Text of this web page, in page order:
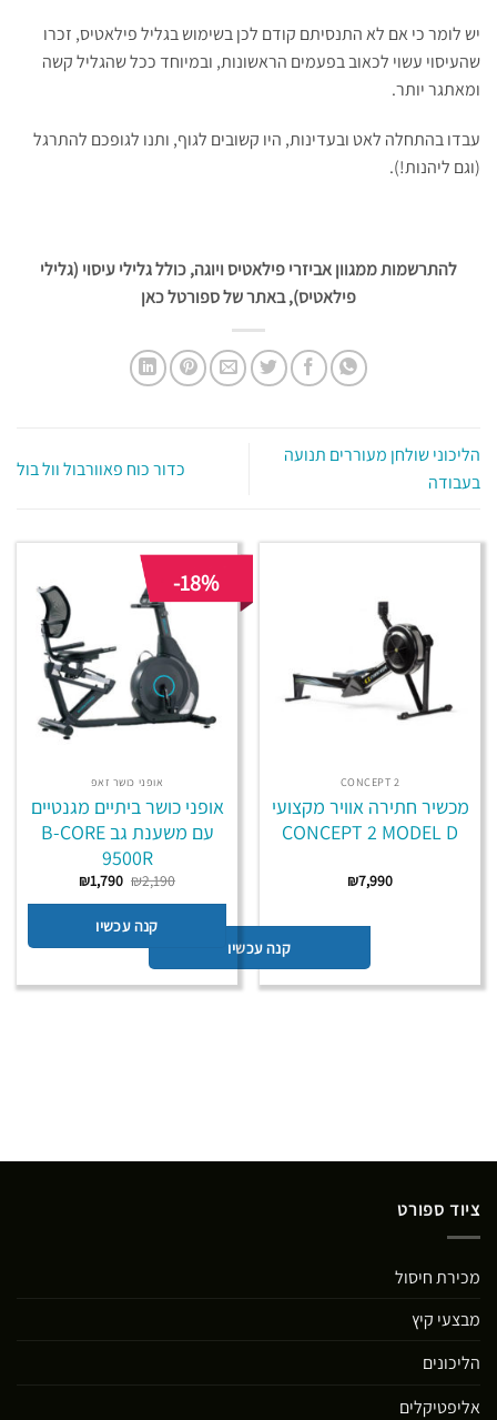
יש לומר כי אם לא התנסיתם קודם לכן בשימוש בגליל פילאטיס, זכרו
שהעיסוי עשוי לכאוב בפעמים הראשונות, ובמיוחד ככל שהגליל קשה
ומאתגר יותר.
עבדו בהתחלה לאט ובעדינות, היו קשובים לגוף, ותנו לגופכם להתרגל
(וגם ליהנות!).
להתרשמות ממגוון אביזרי פילאטיס ויוגה, כולל גלילי עיסוי (גלילי
פילאטיס), באתר של ספורטל כאן
הליכוני שולחן מעוררים תנועה
בעבודה
כדור כוח פאוורבול וול בול
CONCEPT 2
מכשיר חתירה אוויר מקצועי
CONCEPT 2 MODEL D
₪7,990
קנה עכשיו
-18%
אופני כושר זאפ
אופני כושר ביתיים מגנטיים
עם משענת גב B-CORE
9500R
₪2,190 המחיר
המקורי
היה:
₪2,190.
₪1,790
הוא:
קנה עכשיו
ציוד ספורט
מכירת חיסול
מבצעי קיץ
הליכונים
אליפטיקלים